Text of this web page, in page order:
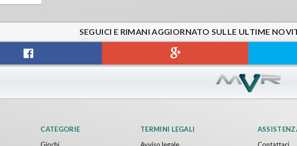
SEGUICI E RIMANI AGGIORNATO SULLE ULTIME
CATEGORIE
TERMINI LEGALI